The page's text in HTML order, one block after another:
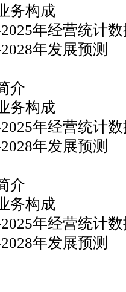
构成
年经营统计数
年发展预测
构成
年经营统计数
年发展预测
构成
年经营统计数
年发展预测